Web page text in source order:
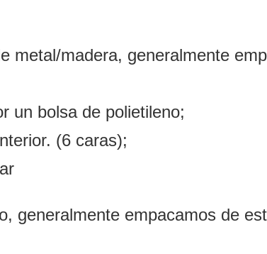
metal/madera, generalmente
un bolsa de polietileno;
(6 caras);
generalmente empacamos de